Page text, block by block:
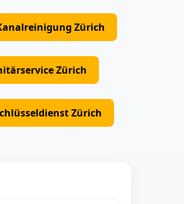
Zürich
Zürich
Zürich